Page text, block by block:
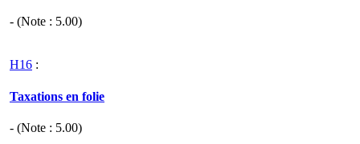
- (Note : 5.00)
H16 :
Taxations en folie
- (Note : 5.00)